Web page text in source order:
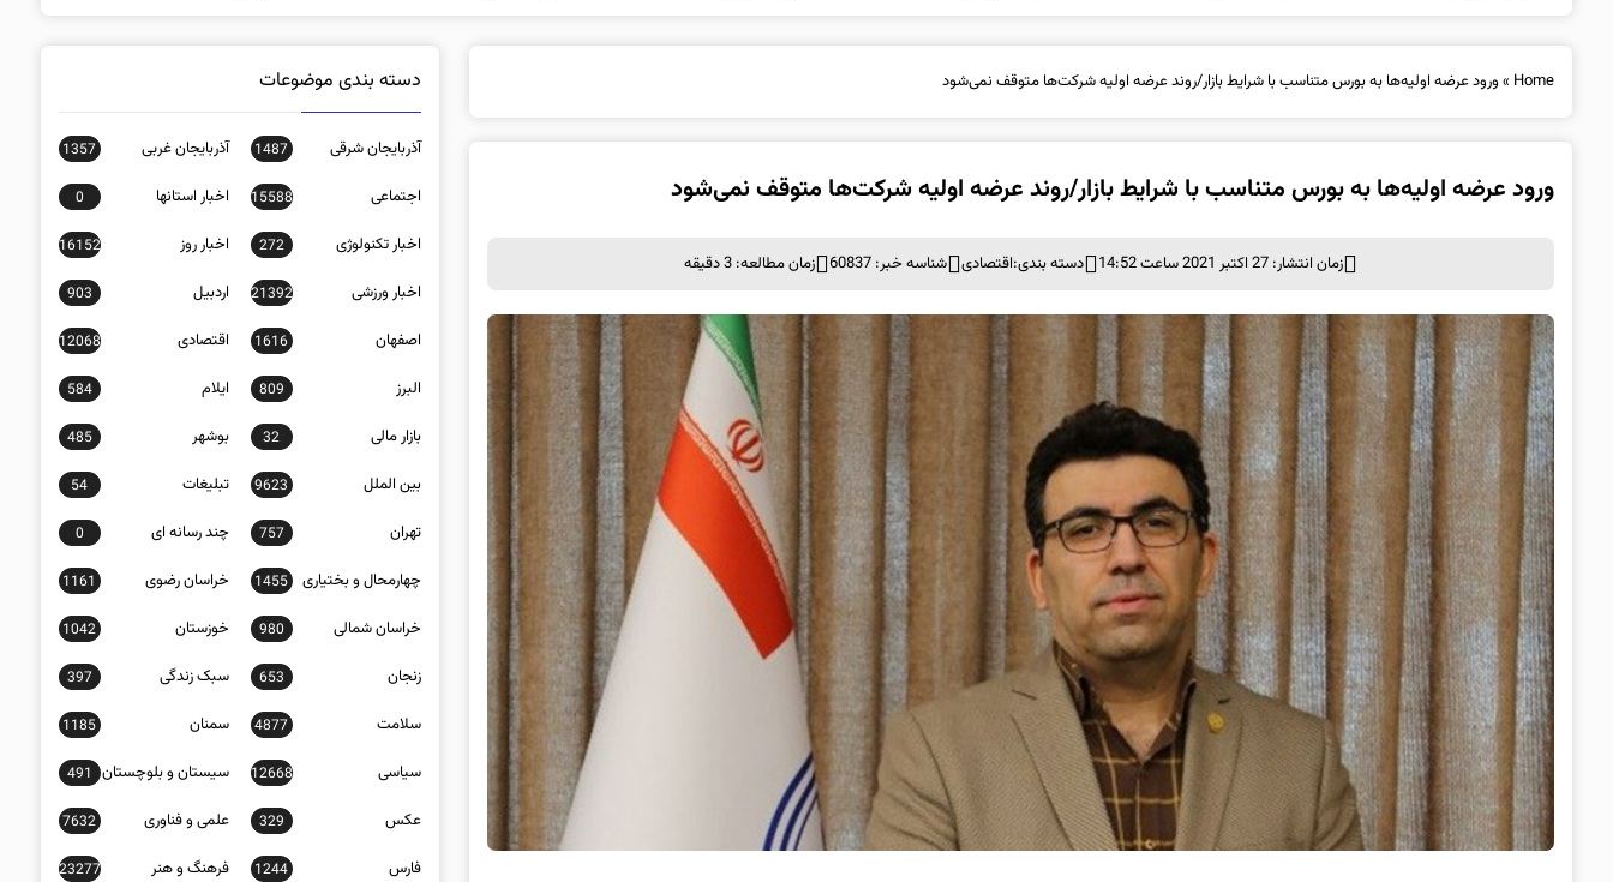
Home
» ورود عرضه اولیه‌ها به بورس‌ متناسب با شرایط بازار‌/روند عرضه اولیه شرکت‌ها متوقف نمی‌شود
ورود عرضه اولیه‌ها به بورس‌ متناسب با شرایط بازار‌/روند عرضه اولیه شرکت‌ها متوقف نمی‌شود
زمان انتشار: 27 اکتبر 2021 ساعت 14:52 دسته بندی:اقتصادی شناسه خبر: 60837 زمان مطالعه: 3 دقیقه
دسته بندی موضوعات
آذربایجان شرقی 1487 آذربایجان غربی 1357
اجتماعی 15588 اخبار استانها 0
اخبار تکنولوژی 272 اخبار روز 16152
اخبار ورزشی 21392 اردبیل 903
اصفهان 1616 اقتصادی 12068
البرز 809 ایلام 584
بازار مالی 32 بوشهر 485
بین الملل 9623 تبلیغات 54
تهران 757 چند رسانه ای 0
چهارمحال و بختیاری 1455 خراسان رضوی 1161
خراسان شمالی 980 خوزستان 1042
زنجان 653 سبک زندگی 397
سلامت 4877 سمنان 1185
سیاسی 12668 سیستان و بلوچستان 491
عکس 329 علمی و فناوری 7632
فارس 1244 فرهنگ و هنر 23277